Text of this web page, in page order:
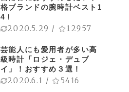
格ブランドの腕時計ベスト1
4！
2020.5.29 / 12957
芸能人にも愛用者が多い高
級時計「ロジェ・デュブ
イ」！おすすめ３選！
2020.6.1 / 5416